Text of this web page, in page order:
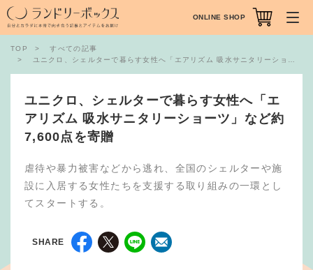
TOP
すべての記事
ユニクロ、シェルターで暮らす女性へ「エアリズム 吸水サニタリーショーツ」など約7,600点を寄贈
ユニクロ、シェルターで暮らす女性へ「エ
アリズム 吸水サニタリーショーツ」など約
7,600点を寄贈
虐待や暴力被害などから逃れ、全国のシェルターや施
設に入居する女性たちを支援する取り組みの一環とし
てスタートする。
SHARE
ONLINE SHOP